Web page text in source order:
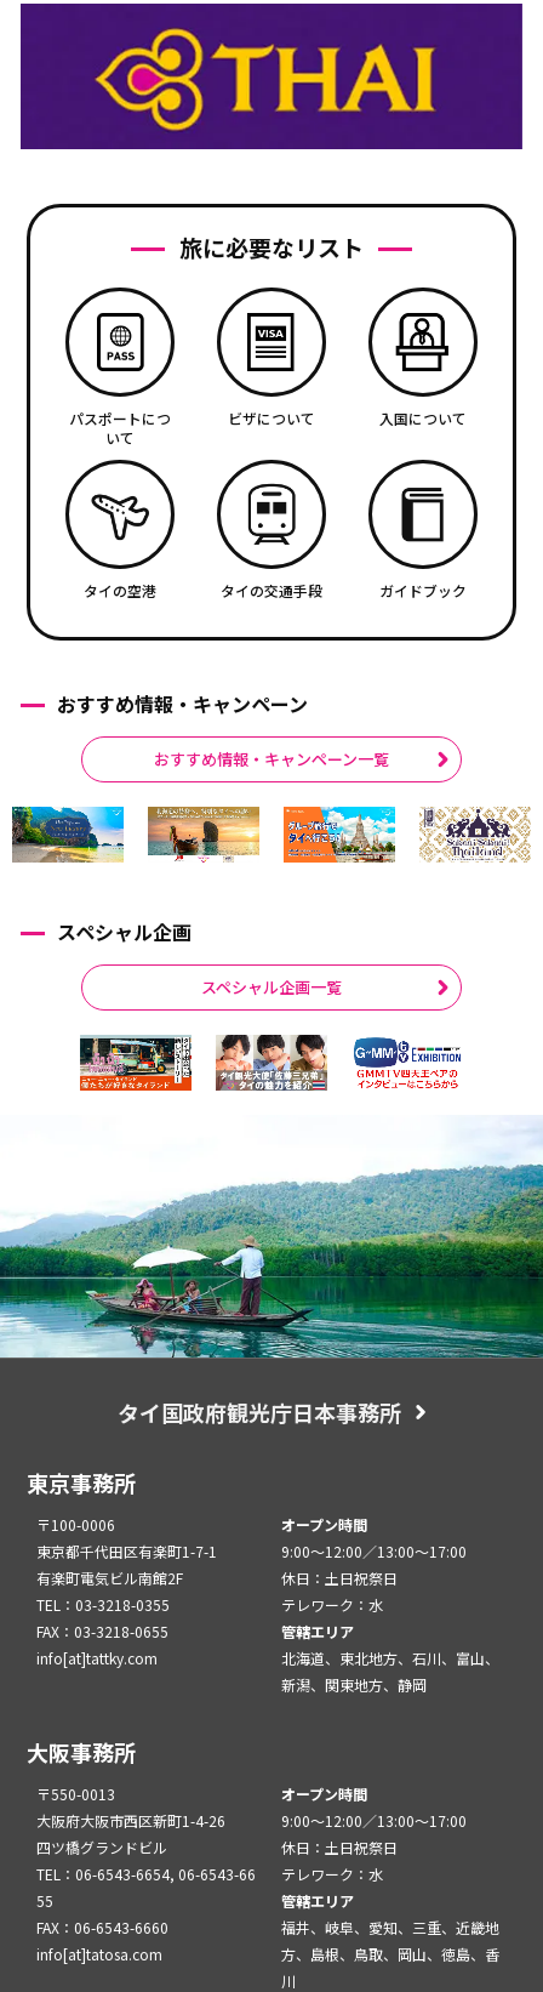
旅に必要なリスト
パスポートにつ
いて
ビザについて 入国について
タイの空港 タイの交通手段 ガイドブック
おすすめ情報・キャンペーン
おすすめ情報・キャンペーン一覧
スペシャル企画
スペシャル企画一覧
タイ国政府観光庁日本事務所
東京事務所
〒100-0006
東京都千代田区有楽町1-7-1
有楽町電気ビル南館2F
TEL：03-3218-0355
FAX：03-3218-0655
info[at]tattky.com
オープン時間
9:00～12:00／13:00～17:00
休日：土日祝祭日
テレワーク：水
管轄エリア
北海道、東北地方、石川、富山、
新潟、関東地方、静岡
大阪事務所
〒550-0013
大阪府大阪市西区新町1-4-26
四ツ橋グランドビル
TEL：06-6543-6654, 06-6543-66
55
FAX：06-6543-6660
info[at]tatosa.com
オープン時間
9:00～12:00／13:00～17:00
休日：土日祝祭日
テレワーク：水
管轄エリア
福井、岐阜、愛知、三重、近畿地
方、島根、鳥取、岡山、徳島、香
川